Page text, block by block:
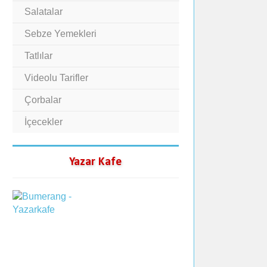
Salatalar
Sebze Yemekleri
Tatlılar
Videolu Tarifler
Çorbalar
İçecekler
Yazar Kafe